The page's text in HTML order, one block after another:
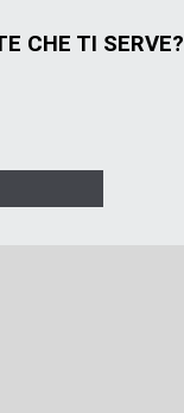
CHE TI SERVE?